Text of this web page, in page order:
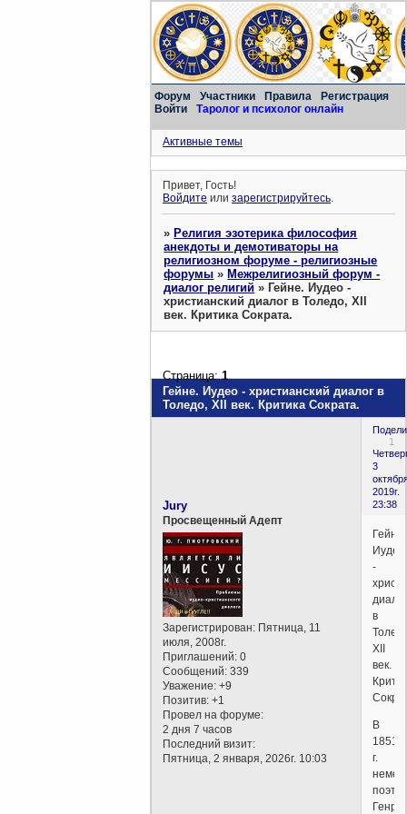
Форум Участники Правила
Регистрация
Войти
Таролог и психолог онлайн
Активные темы
Привет, Гость!
Войдите илизарегистрируйтесь.
»Религия эзотерика философия
анекдоты и демотиваторы на
религиозном форуме - религиозные
форумы »Межрелигиозный форум -
диалог религий »Гейне. Иудео -
христианский диалог в Толедо, XII
век. Критика Сократа.
Гейне. Иудео - христианский диалог в
Толедо, XII век. Критика Сократа.
Страница:1
1
3
2019г.
23:38
Jury
Просвещенный Адепт
Зарегистрирован: Пятница, 11
июля, 2008г.
Приглашений: 0
Сообщений: 339
Уважение: +9
Позитив: +1
Провел на форуме:
2 дня 7 часов
Последний визит:
Пятница, 2 января, 2026г. 10:03
Гейне.
Иудео
-
диалог
в
XII
век.
В
1851
г.
поэт